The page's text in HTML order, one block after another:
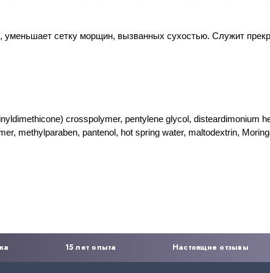
, уменьшает сетку морщин, вызванных сухостью. Служит
crosspolymer, pentylene glycol , disteardimonium
, methylparaben, pantenol , hot spring water, maltodextrin,
15 лет опыта Настоящие отзывы